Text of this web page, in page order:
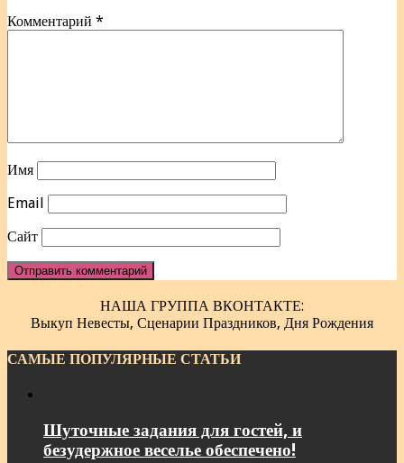
Комментарий *
Имя
Email
Сайт
НАША ГРУППА ВКОНТАКТЕ:
Выкуп Невесты, Сценарии Праздников, Дня Рождения
САМЫЕ ПОПУЛЯРНЫЕ СТАТЬИ
Шуточные задания для гостей, и
безудержное веселье обеспечено!